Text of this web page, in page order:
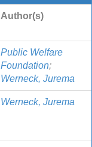
Author(s)
Public Welfare
Foundation;
Werneck, Jurema
Werneck, Jurema